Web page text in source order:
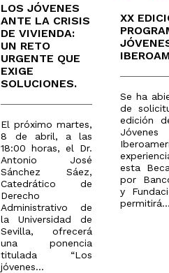
LOS JÓVENES
ANTE LA CRISIS
DE VIVIENDA:
UN RETO
URGENTE QUE
EXIGE
SOLUCIONES.
El próximo martes,
8 de abril, a las
18:00 horas, el Dr.
Antonio José
Sánchez Sáez,
Catedrático de
Derecho
Administrativo de
la Universidad de
Sevilla, ofrecerá
una ponencia
titulada “Los
jóvenes...
XX
Se ha
de
edición
esta
por
y